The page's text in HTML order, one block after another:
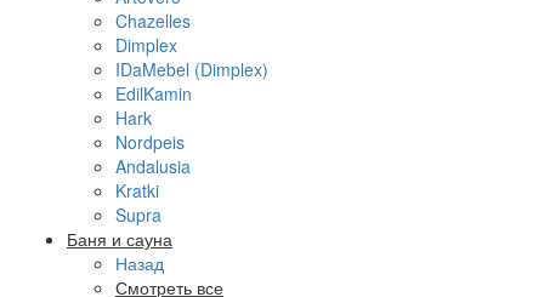
Chazelles
Dimplex
IDaMebel (Dimplex)
EdilKamin
Hark
Nordpeis
Andalusia
Kratki
Supra
Баня и сауна
Назад
Смотреть все